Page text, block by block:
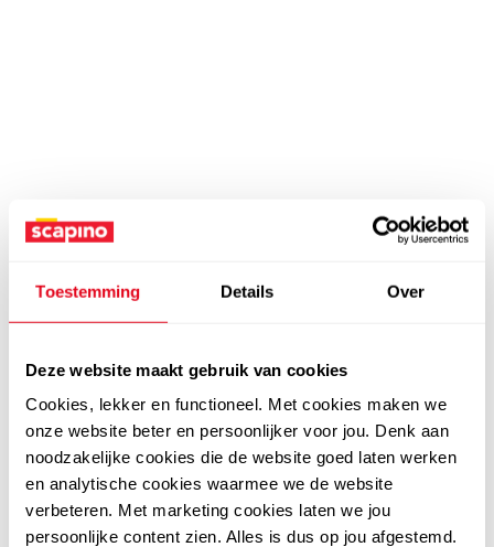
Toestemming Details Over
Deze website maakt gebruik van cookies
Cookies, lekker en functioneel. Met cookies maken we
onze website beter en persoonlijker voor jou. Denk aan
noodzakelijke cookies die de website goed laten werken
en analytische cookies waarmee we de website
verbeteren. Met marketing cookies laten we jou
persoonlijke content zien. Alles is dus op jou afgestemd.